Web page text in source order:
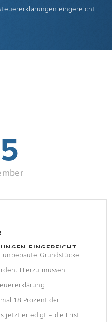
eingereicht
EINGEREICHT
Grundstücke
Hierzu müssen
18 Prozent der
jetzt erledigt – die Frist